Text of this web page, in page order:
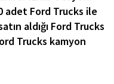
adet Ford Trucks ile
aldığı Ford Trucks
Trucks kamyon